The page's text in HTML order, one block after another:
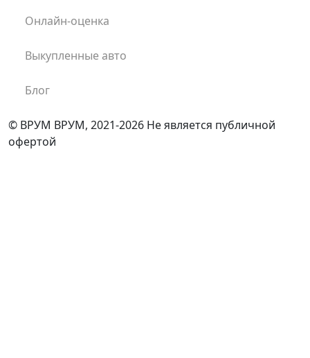
Онлайн-оценка
Выкупленные авто
Блог
© ВРУМ ВРУМ, 2021-2026 Не является публичной
офертой